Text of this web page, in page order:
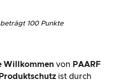
100 Punkte
Willkommen von PAARF
Produktschutz ist durch